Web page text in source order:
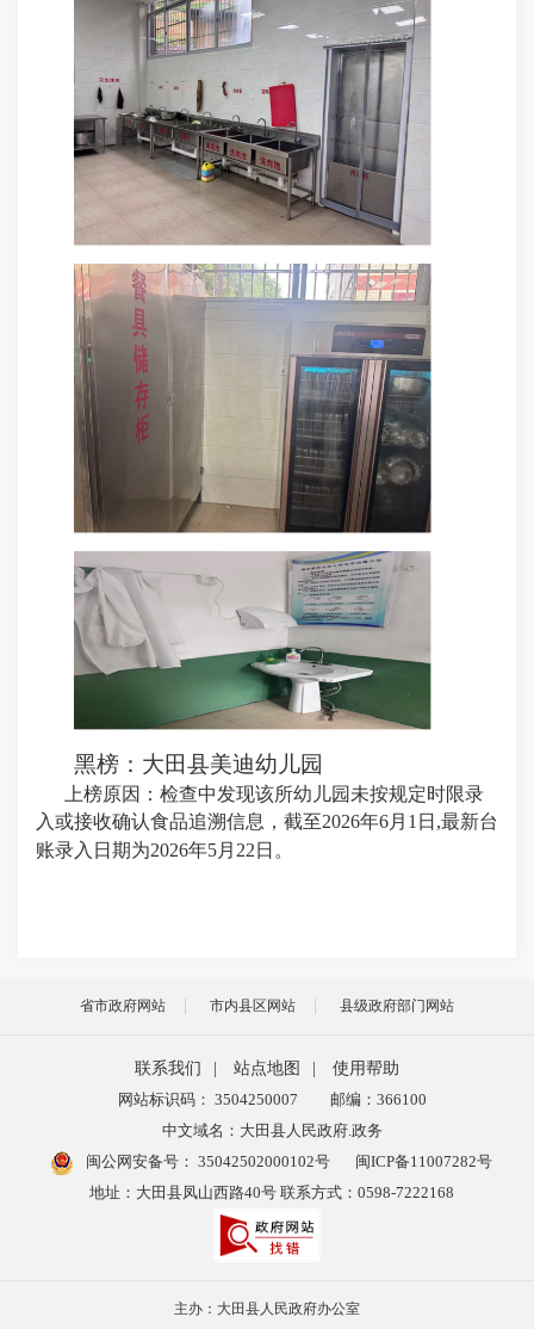
黑榜：大田县美迪幼儿园
上榜原因：检查中发现该所幼儿园未按规定时限录
入或接收确认食品追溯信息，截至2026年6月 1 日 ,最新台
账录入日期为2026年5月 22 日。
省市政府网站 市内县区网站 县级政府部门网站
联系我们 站点地图
使用帮助
网站标识码： 3504250007
邮编：366100
中文域名：大田县人民政府.政务
闽公网安备号： 35042502000102号
闽ICP备11007282号
地址：大田县凤山西路40号 联系方式：0598-7222168
主办：大田县人民政府办公室